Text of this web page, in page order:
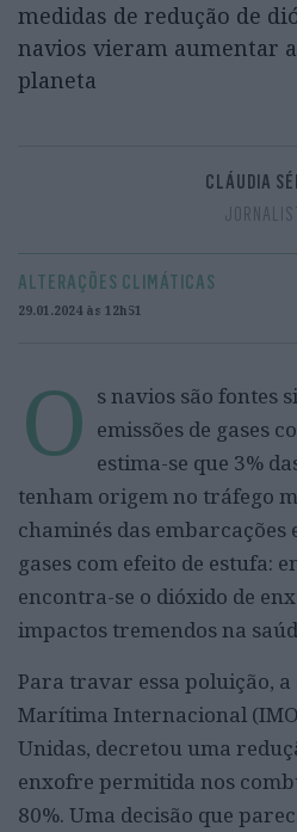
medidas de redução de
navios vieram aumentar
planeta
CLÁUDIA
ALTERAÇÕES CLIMÁTICAS
29.01.2024 às 12h51
O s navios são fontes
emissões de gases
estima-se que 3%
tenham origem no tráfego
chaminés das embarcações
gases com efeito de estufa:
encontra-se o dióxido de
impactos tremendos na
Para travar essa poluição,
Marítima Internacional
Unidas, decretou uma
enxofre permitida nos
80%. Uma decisão que